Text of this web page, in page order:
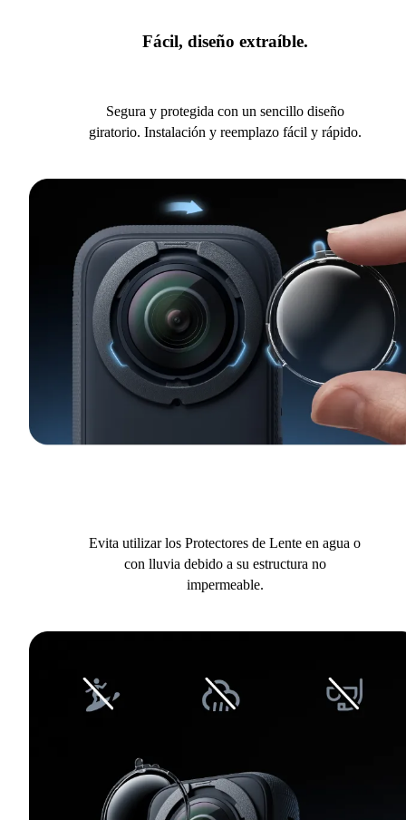
Fácil, diseño extraíble.
Segura y protegida con un sencillo diseño
giratorio. Instalación y reemplazo fácil y rápido.
Evita utilizar los Protectores de Lente en agua o
con lluvia debido a su estructura no
impermeable.